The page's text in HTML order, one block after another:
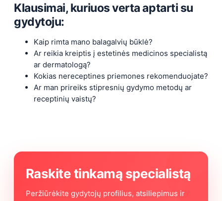
Klausimai, kuriuos verta aptarti su
gydytoju:
Kaip rimta mano balagalvių būklė?
Ar reikia kreiptis į estetinės medicinos specialistą
ar dermatologą?
Kokias nereceptines priemones rekomenduojate?
Ar man prireiks stipresnių gydymo metodų ar
receptinių vaistų?
Raskite tinkamą specialistą
Peržiūrėkite gydytojų profilius, atsiliepimus ir